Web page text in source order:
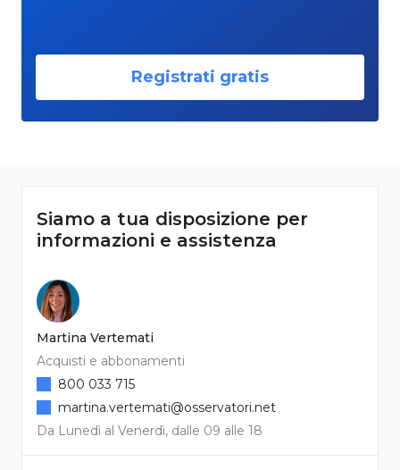
Registrati gratis
Siamo a tua disposizione per
informazioni e assistenza
Martina Vertemati
Acquisti e abbonamenti
Da Lunedì al Venerdì, dalle 09 alle 18
800 033 715
martina.vertemati@osservatori.net